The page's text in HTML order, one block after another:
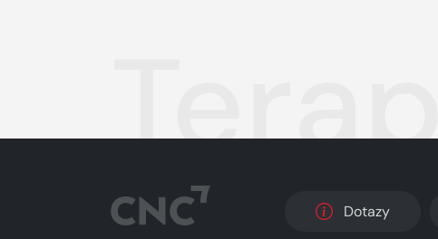
Dotazy